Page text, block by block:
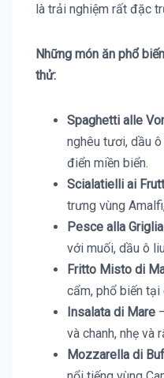
là trải nghiệm rất đặc
Những món ăn phổ
thử:
Spaghetti alle
nghêu tươi, dầu
điển miền biển.
Scialatielli ai
trưng vùng
Pesce alla Griglia
với muối, dầu ô
Fritto Misto di
cẩm, phổ biến tại
Insalata di Mare
và chanh, nhẹ và
Mozzarella di